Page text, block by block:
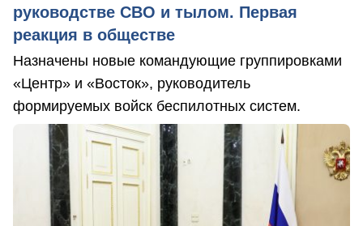
руководстве СВО и тылом. Первая
реакция в обществе
Назначены новые командующие группировками
«Центр» и «Восток», руководитель
формируемых войск беспилотных систем.